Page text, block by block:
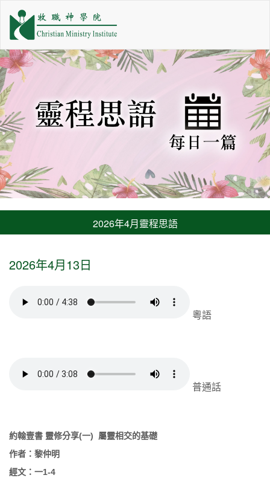
2026年4月靈程思語
2026年4月13日
粵語
普通話
約翰壹書 靈修分享(一)
屬靈相交的基礎
作者：黎仲明
經文：一1-4